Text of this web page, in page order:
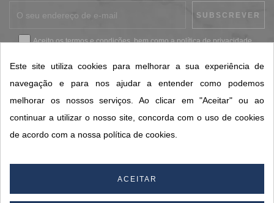
Aceito ostermos e condições, bem como apolítica de privacidade.
CONTACTOS SORISA
Este site utiliza cookies para melhorar a sua experiência de
navegação e para nos ajudar a entender como podemos
melhorar os nossos serviços. Ao clicar em "Aceitar" ou ao
continuar a utilizar o nosso site, concorda com o uso de cookies
de acordo com a nossa política de cookies.
ACEITAR